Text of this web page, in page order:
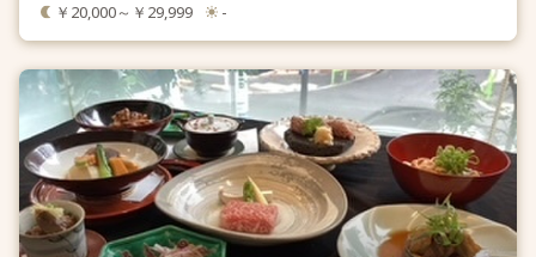
￥20,000～￥29,999 -